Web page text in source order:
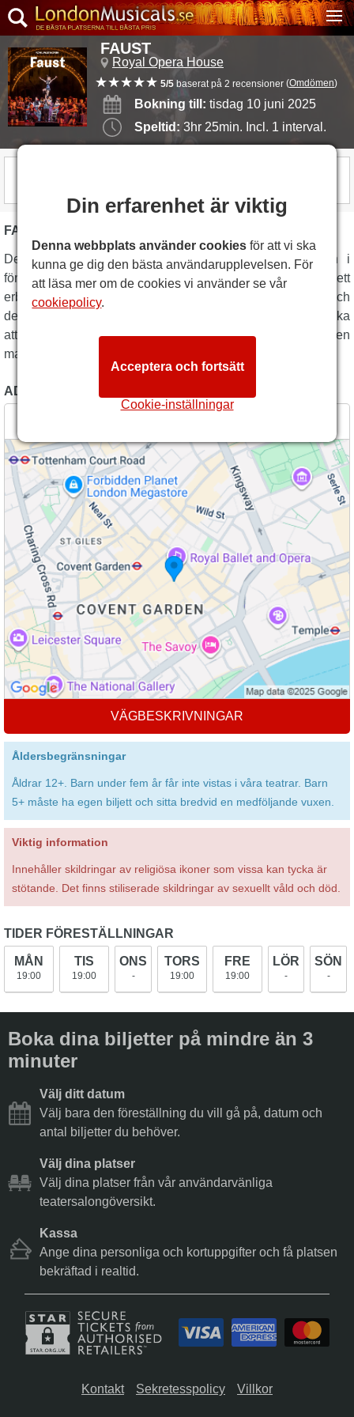
FAUST
Royal Opera House
5/5 baserat på 2 recensioner (Omdömen)
Bokning till: tisdag 10 juni 2025
Speltid: 3hr 25min. Incl. 1 interval.
FAUST BESKRIVNING
Desillusionerad av ålderdomen anropar Faust djävulen i
förtvivlan. Den listige Méphistophélès ger honom ett
erbjudande han inte kan tacka nej till: ungdom, rikedom och
den vackra Marguerite. Men snart börjar Fausts nyfunna lycka
att nysta upp, och drömmen om kärlek förvandlas till en
mardröm...
ADRESS TILL ROYAL OPERA HOUSE
VÄGBESKRIVNINGAR
Åldersbegränsningar
Åldrar 12+. Barn under fem år får inte vistas i våra teatrar. Barn
5+ måste ha egen biljett och sitta bredvid en medföljande vuxen.
Viktig information
Innehåller skildringar av religiösa ikoner som vissa kan tycka är
stötande. Det finns stiliserade skildringar av sexuellt våld och död.
TIDER FÖRESTÄLLNINGAR
MÅN
19:00
TIS
19:00
ONS
-
TORS
19:00
FRE
19:00
LÖR
-
SÖN
-
Boka dina biljetter på mindre än 3
minuter
Välj ditt datum
Välj bara den föreställning du vill gå på, datum och
antal biljetter du behöver.
Välj dina platser
Välj dina platser från vår användarvänliga
teatersalongöversikt.
Kassa
Ange dina personliga och kortuppgifter och få platsen
bekräftad i realtid.
Kontakt Sekretesspolicy Villkor
Din erfarenhet är viktig
Denna webbplats använder cookies för att vi ska
kunna ge dig den bästa användarupplevelsen. För
att läsa mer om de cookies vi använder se vår
cookiepolicy.
Cookie-inställningar
Acceptera och fortsätt